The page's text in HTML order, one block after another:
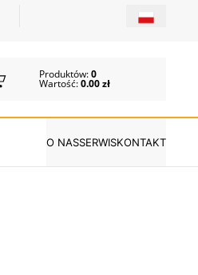
Produktów:0
Wartość:0.00 zł
O NASSERWISKONTAKT